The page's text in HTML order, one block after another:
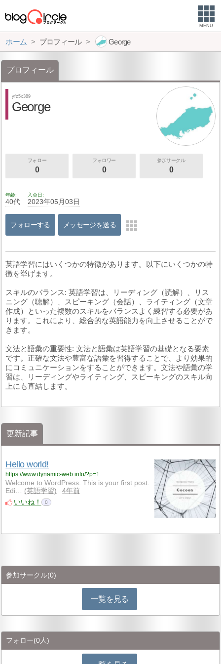
MENU
ホーム プロフィール George
プロフィール
yfz5x389
George
フォロー
0
フォロワー
0
参加サークル
0
年齢
40代
入会日
2023年05月03日
フォローする メッセージを送る
英語学習にはいくつかの特徴があります。以下にいくつかの特
徴を挙げます。
スキルのバランス: 英語学習は、リーディング（読解）、リス
ニング（聴解）、スピーキング（会話）、ライティング（文章
作成）といった複数のスキルをバランスよく練習する必要があ
ります。これにより、総合的な英語能力を向上させることがで
きます。
文法と語彙の重要性: 文法と語彙は英語学習の基礎となる要素
です。正確な文法や豊富な語彙を習得することで、より効果的
にコミュニケーションをすることができます。文法や語彙の学
習は、リーディングやライティング、スピーキングのスキル向
上にも直結します。
更新記事
Hello world!
https://www.dynamic-web.info/?p=1
Welcome to WordPress. This is your first post.
Edi…
英語学習
4年前
いいね！
0
参加サークル(0)
一覧を見る
フォロー(0人)